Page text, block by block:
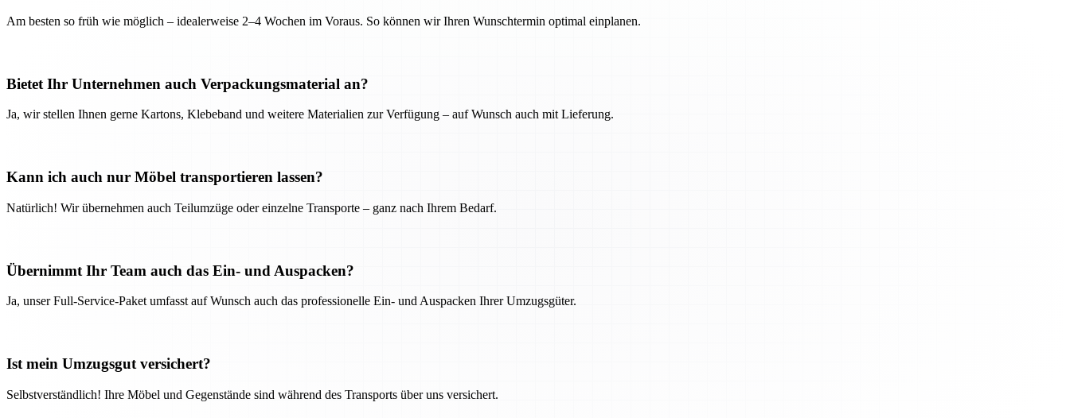
Am besten so früh wie möglich – idealerweise 2–4 Wochen im Voraus. So können wir Ihren Wunschtermin optimal einplanen.
Bietet Ihr Unternehmen auch Verpackungsmaterial an?
Ja, wir stellen Ihnen gerne Kartons, Klebeband und weitere Materialien zur Verfügung – auf Wunsch auch mit Lieferung.
Kann ich auch nur Möbel transportieren lassen?
Natürlich! Wir übernehmen auch Teilumzüge oder einzelne Transporte – ganz nach Ihrem Bedarf.
Übernimmt Ihr Team auch das Ein- und Auspacken?
Ja, unser Full-Service-Paket umfasst auf Wunsch auch das professionelle Ein- und Auspacken Ihrer Umzugsgüter.
Ist mein Umzugsgut versichert?
Selbstverständlich! Ihre Möbel und Gegenstände sind während des Transports über uns versichert.